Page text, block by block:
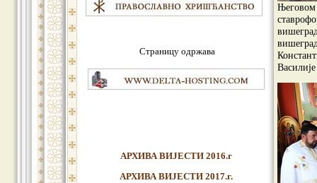
Страницу одржава
АРХИВА ВИЈЕСТИ 2016.г
АРХИВА ВИЈЕСТИ 2017.г.
Његовом